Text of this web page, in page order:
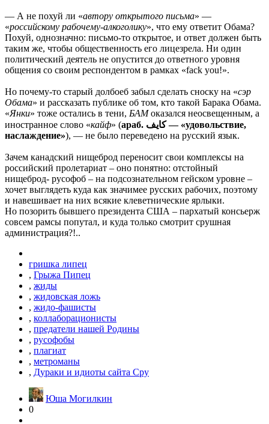
— А не похуй ли «автору открытого письма» —
«российскому рабочему-алкоголику», что ему ответит Обама?
Похуй, однозначно: письмо-то открытое, и ответ должен быть
таким же, чтобы общественность его лицезрела. Ни один
политический деятель не опустится до ответного уровня
общения со своим респондентом в рамках «fack you!».
Но почему-то старый долбоеб забыл сделать сноску на «сэр
Обама» и рассказать публике об том, кто такой Барака Обама.
«Янки» тоже остались в тени, БАМоказался неосвещенным, а
иностранное слово «кайф» (араб. كايف‎ — «удовольствие,
наслаждение»), — не было переведено на русский язык.
Зачем канадский нищеброд переносит свои комплексы на
российский пролетариат – оно понятно: отстойный
нищеброд- русофоб – на подсознательном гейском уровне –
хочет выглядеть куда как значимее русских рабочих, поэтому
и навешивает на них всякие клеветнические ярлыки.
Но позорить бывшего президента США – пархатый консьерж
совсем рамсы попутал, и куда только смотрит срушная
администрация?!..
гришка липец
, Грыжа Пипец
, жиды
, жидовская ложь
, жидо-фашисты
, коллаборационисты
, предатели нашей Родины
, русофобы
, плагиат
, метроманы
, Дураки и идиоты сайта Сру
Юша Могилкин
0